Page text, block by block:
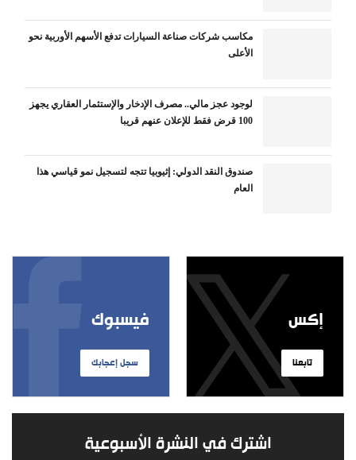
مكاسب شركات صناعة السيارات تدفع الأسهم الأوربية نحو
الأعلى
لوجود عجز مالي.. مصرف الإدخار والإستثمار العقاري يجهز
100 قرض فقط للإعلان عنهم قريبا
صندوق النقد الدولي: إثيوبيا تتجه لتسجيل نمو قياسي هذا
العام
فيسبوك
سجل إعجابك
إكس
تابعنا
اشترك في النشرة الأسبوعية